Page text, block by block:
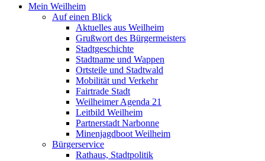
Mein Weilheim
Auf einen Blick
Aktuelles aus Weilheim
Grußwort des Bürgermeisters
Stadtgeschichte
Stadtname und Wappen
Ortsteile und Stadtwald
Mobilität und Verkehr
Fairtrade Stadt
Weilheimer Agenda 21
Leitbild Weilheim
Partnerstadt Narbonne
Minenjagdboot Weilheim
Bürgerservice
Rathaus, Stadtpolitik